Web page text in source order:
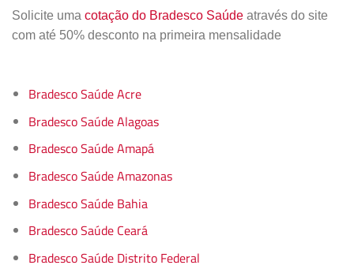
Solicite uma cotação do Bradesco Saúde através do site
com até 50% desconto na primeira mensalidade
Bradesco Saúde Acre
Bradesco Saúde Alagoas
Bradesco Saúde Amapá
Bradesco Saúde Amazonas
Bradesco Saúde Bahia
Bradesco Saúde Ceará
Bradesco Saúde Distrito Federal